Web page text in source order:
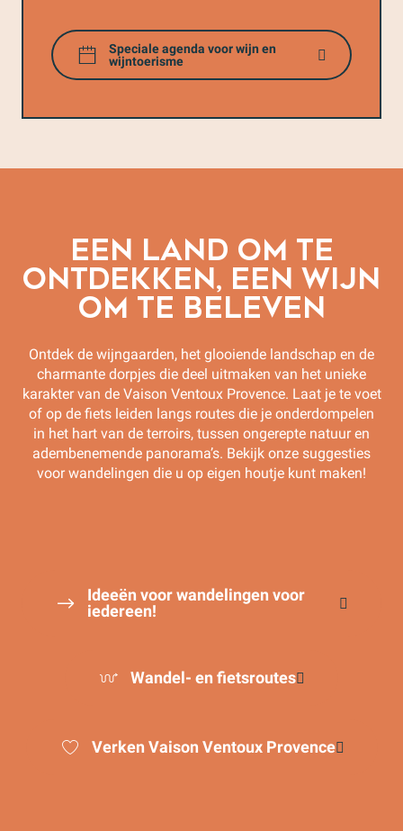
Speciale agenda voor wijn en
wijntoerisme
EEN LAND OM TE
ONTDEKKEN, EEN WIJN
OM TE BELEVEN
Ontdek de wijngaarden, het glooiende landschap en de
charmante dorpjes die deel uitmaken van het unieke
karakter van de Vaison Ventoux Provence. Laat je te voet
of op de fiets leiden langs routes die je onderdompelen
in het hart van de terroirs, tussen ongerepte natuur en
adembenemende panorama’s. Bekijk onze suggesties
voor wandelingen die u op eigen houtje kunt maken!
Ideeën voor wandelingen voor
iedereen!
Wandel- en fietsroutes
Verken Vaison Ventoux Provence